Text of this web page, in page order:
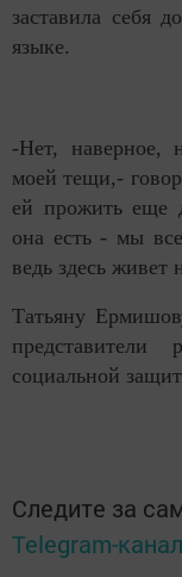
заставила себя
языке.
-Нет, наверное,
моей тещи,-
ей прожить еще
она есть - мы
ведь здесь
Татьяну
представители
социальной
Следите за
Telegram-